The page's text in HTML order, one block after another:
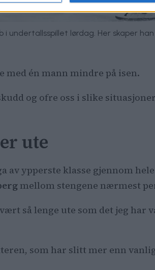
undertallsspillet lørdag. Her skaper
med én mann mindre på isen.
og ofre oss i slike
ute
ypperste klasse gjennom
mellom stengene nærmest
så lenge ute som det jeg har
som har slitt mer enn